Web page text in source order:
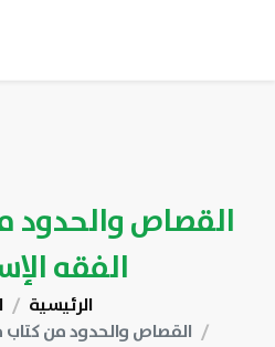
القصاص والحدود
الفقه
الرئيسية
القصاص والحدود من كتاب